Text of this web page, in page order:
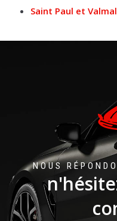
Saint Paul et
NOUS